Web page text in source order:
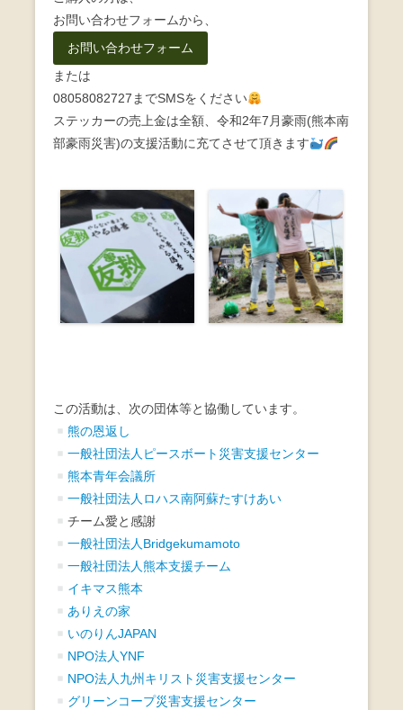
お問い合わせフォームから、
お問い合わせフォーム
または
08058082727までSMSをください
ステッカーの売上金は全額、令和2年7月豪雨(熊本南
部豪雨災害)の支援活動に充てさせて頂きます
この活動は、次の団体等と協働しています。
熊の恩返し
一般社団法人ピースボート災害支援センター
熊本青年会議所
一般社団法人ロハス南阿蘇たすけあい
チーム愛と感謝
一般社団法人Bridgekumamoto
一般社団法人熊本支援チーム
イキマス熊本
ありえの家
いのりんJAPAN
NPO法人YNF
NPO法人九州キリスト災害支援センター
グリーンコープ災害支援センター